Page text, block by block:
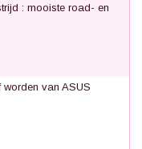
: mooiste road- en
worden van ASUS